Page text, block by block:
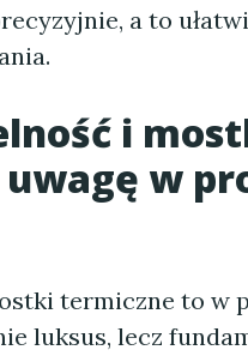
a to
i
uwagę w
termiczne to w
luksus, lecz